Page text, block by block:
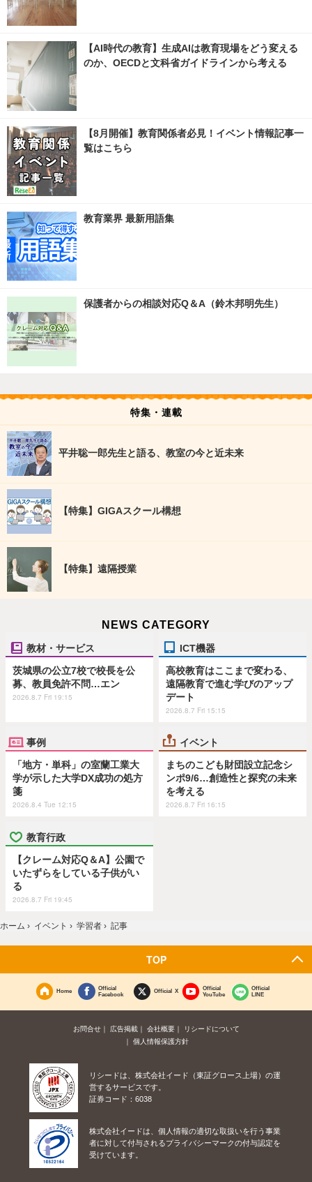
【AI時代の教育】生成AIは教育現場をどう変える
のか、OECDと文科省ガイドラインから考える
【8月開催】教育関係者必見！イベント情報記事一
覧はこちら
教育業界 最新用語集
保護者からの相談対応Q＆A（鈴木邦明先生）
特集・連載
平井聡一郎先生と語る、教室の今と近未来
【特集】GIGAスクール構想
【特集】遠隔授業
NEWS CATEGORY
教材・サービス
茨城県の公立7校で校長を公
募、教員免許不問…エン
2026.8.7 Fri 19:15
ICT機器
高校教育はここまで変わる、
遠隔教育で進む学びのアップ
デート
2026.8.7 Fri 15:15
事例
「地方・単科」の室蘭工業大
学が示した大学DX成功の処方
箋
2026.8.4 Tue 12:15
イベント
まちのこども財団設立記念シ
ンポ9/6…創造性と探究の未来
を考える
2026.8.7 Fri 16:15
教育行政
【クレーム対応Q＆A】公園で
いたずらをしている子供がい
る
2026.8.7 Fri 19:45
ホーム › イベント › 学習者 › 記事
TOP
Home
Official
Facebook
Official X
Official
YouTube
Official
LINE
お問合せ 広告掲載 会社概要
リシードについて
個人情報保護方針
リシードは、株式会社イード（東証グロース上場）の運
営するサービスです。
証券コード：6038
株式会社イードは、個人情報の適切な取扱いを行う事業
者に対して付与されるプライバシーマークの付与認定を
受けています。